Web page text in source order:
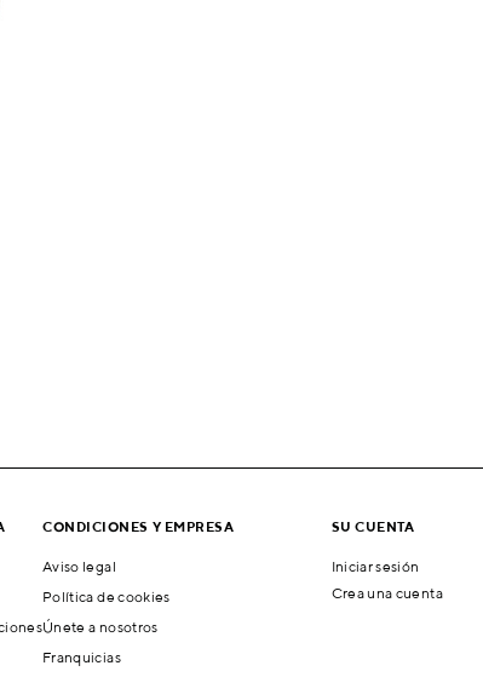
CONDICIONES Y EMPRESA
Aviso legal
Política de cookies
Únete a nosotros
Franquicias
SU CUENTA
Iniciar sesión
Crea una cuenta